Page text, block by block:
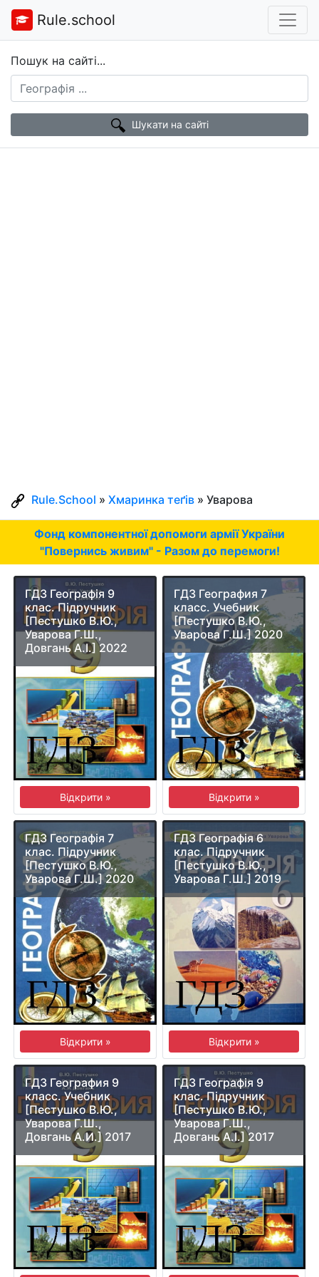
Rule.school
Пошук на сайті...
Шукати на сайті
Rule.School » Хмаринка теґів » Уварова
Фонд компонентної допомоги армії України
"Повернись живим" - Разом до перемоги!
ГДЗ Географія 9
клас. Підручник
[Пестушко В.Ю.,
Уварова Г.Ш.,
Довгань А.І.] 2022
Відкрити »
ГДЗ География 7
класс. Учебник
[Пестушко В.Ю.,
Уварова Г.Ш.] 2020
Відкрити »
ГДЗ Географія 7
клас. Підручник
[Пестушко В.Ю.,
Уварова Г.Ш.] 2020
Відкрити »
ГДЗ Географія 6
клас. Підручник
[Пестушко В.Ю.,
Уварова Г.Ш.] 2019
Відкрити »
ГДЗ География 9
класс. Учебник
[Пестушко В.Ю.,
Уварова Г.Ш.,
Довгань А.И.] 2017
ГДЗ Географія 9
клас. Підручник
[Пестушко В.Ю.,
Уварова Г.Ш.,
Довгань А.І.] 2017